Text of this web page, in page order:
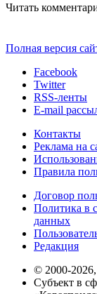
Читать
Полная версия
Facebook
Twitter
RSS-ленты
E-mail
Контакты
Реклама на
Правила
Договор
Политика в
данных
Редакция
© 2000-
Субъект в